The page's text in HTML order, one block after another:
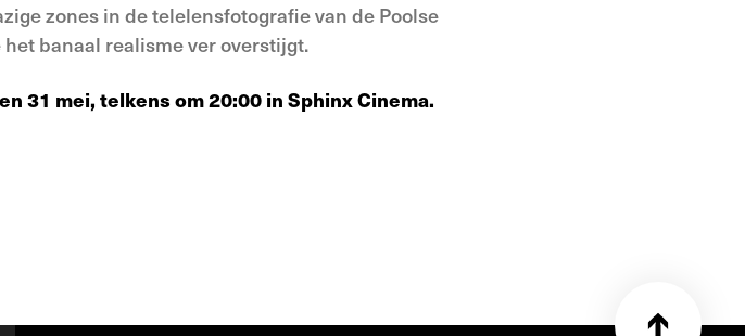
zones in de telelensfotografie van de Poolse
banaal realisme ver overstijgt.
31 mei, telkens om 20:00 in Sphinx Cinema.